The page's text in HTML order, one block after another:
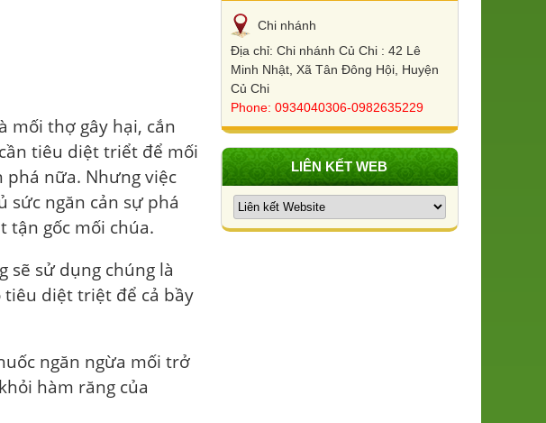
mối thợ gây hại, cắn
tiêu diệt triểt để mối
phá nữa. Nhưng việc
ngăn cản sự phá
tận gốc mối chúa.
sẽ sử dụng chúng là
tiêu diệt triệt để cả bầy
ngăn ngừa mối trở
hàm răng của
Chi nhánh
Địa chỉ: Chi nhánh Củ Chi : 42 Lê
Minh Nhật, Xã Tân Đông Hội, Huyện
Củ Chi
Phone: 0934040306-0982635229
LIÊN KẾT WEB